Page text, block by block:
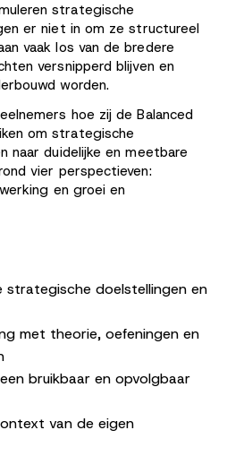
strategische
er niet in om ze structureel
vaak los van de bredere
versnipperd blijven en
worden.
hoe zij de Balanced
om strategische
naar duidelijke en meetbare
vier perspectieven:
en groei en
strategische doelstellingen en
met theorie, oefeningen en
bruikbaar en opvolgbaar
van de eigen